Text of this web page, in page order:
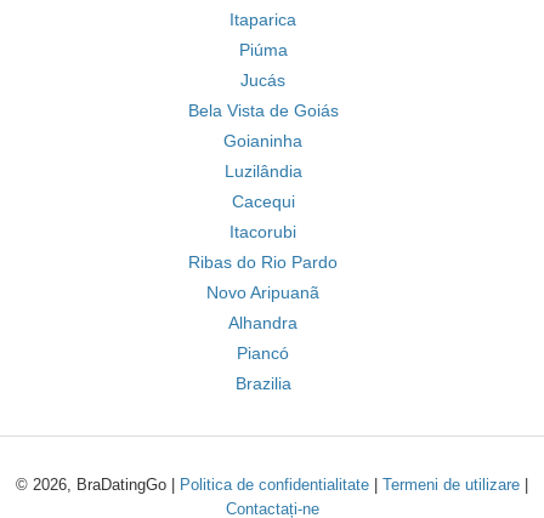
Itaparica
Piúma
Jucás
Bela Vista de Goiás
Goianinha
Luzilândia
Cacequi
Itacorubi
Ribas do Rio Pardo
Novo Aripuanã
Alhandra
Piancó
Brazilia
© 2026, BraDatingGo | Politica de confidentialitate Termeni de utilizare
Contactați-ne